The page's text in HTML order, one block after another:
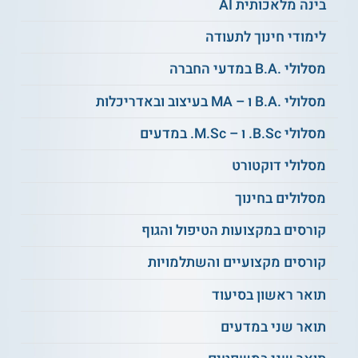
והתרבותיות האקטואליות של ימינו. זוהי תכנית
לסטודנטים מצטיינים.
תואר שני ביישוב סכסוכים: תואר שני בחקר
סכסוכים, ניהול ויישוב עוסק בשלל
קבוצות חברתיות, פוליטיות, מדיניות וכלכליות.
מחקרי.
תואר שני בתכנון עירוני ואזורי ניתן ללמוד
עירוניים, התמחות בתכנון עירוני ומסלול
בינה מלאכותית AI
לימודי חינוך לתעודה
מסלולי .B.A במדעי החברה
מסלולי .B.A ו – MA בעיצוב ובאדריכלות
מסלולי B.Sc. ו – M.Sc. במדעים
מסלולי דוקטורט
מסלולים בחינוך
קורסים במקצועות הטיפול והגוף
קורסים מקצועיים והשתלמויות
תואר ראשון בסיעוד
תואר שני במדעים